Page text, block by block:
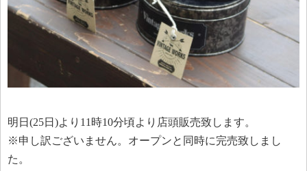
明日(25日)より11時10分頃より店頭販売致します。
※申し訳ございません。オープンと同時に完売致しまし
た。